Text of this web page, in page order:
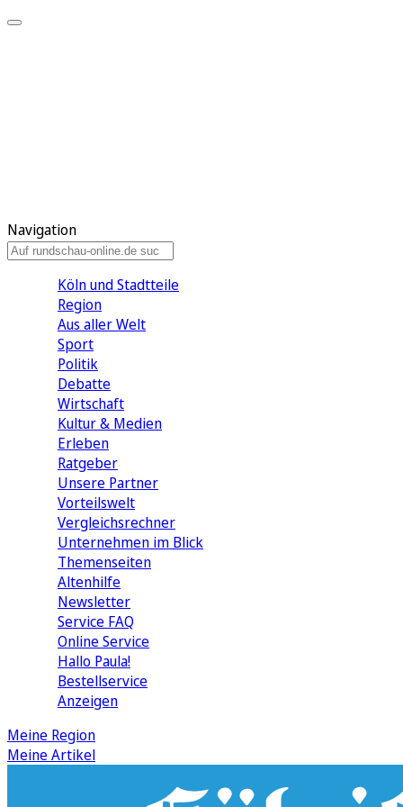
Navigation
Köln und Stadtteile
Region
Aus aller Welt
Sport
Politik
Debatte
Wirtschaft
Kultur & Medien
Erleben
Ratgeber
Unsere Partner
Vorteilswelt
Vergleichsrechner
Unternehmen im Blick
Themenseiten
Altenhilfe
Newsletter
Service FAQ
Online Service
Hallo Paula!
Bestellservice
Anzeigen
Meine Region
Meine Artikel